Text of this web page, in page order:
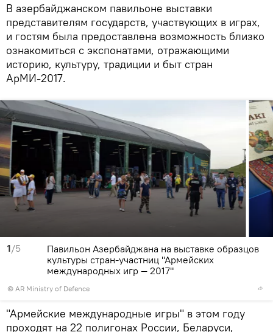
В азербайджанском павильоне выставки
представителям государств, участвующих в играх,
и гостям была предоставлена возможность близко
ознакомиться с экспонатами, отражающими
историю, культуру, традиции и быт стран
АрМИ-2017.
1/5
© AR Ministry of Defence
Павильон Азербайджана на выставке образцов
культуры стран-участниц "Армейских
международных игр — 2017"
"Армейские международные игры" в этом году
проходят на 22 полигонах России, Беларуси,